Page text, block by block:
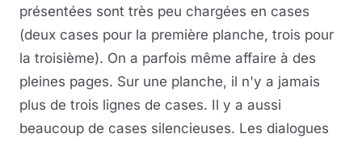
présentées sont très peu chargées en cases
(deux cases pour la première planche, trois pour
la troisième). On a parfois même affaire à des
pleines pages. Sur une planche, il n'y a jamais
plus de trois lignes de cases. Il y a aussi
beaucoup de cases silencieuses. Les dialogues